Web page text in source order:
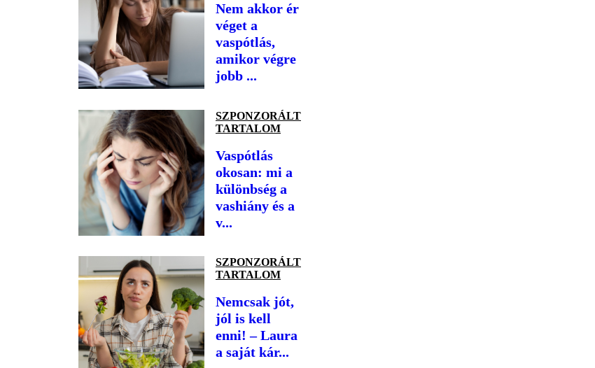
Nem akkor ér
véget a
vaspótlás,
amikor végre
jobb ...
SZPONZORÁLT
TARTALOM
Vaspótlás
okosan: mi a
különbség a
vashiány és a
v...
SZPONZORÁLT
TARTALOM
Nemcsak jót,
jól is kell
enni! – Laura
a saját kár...